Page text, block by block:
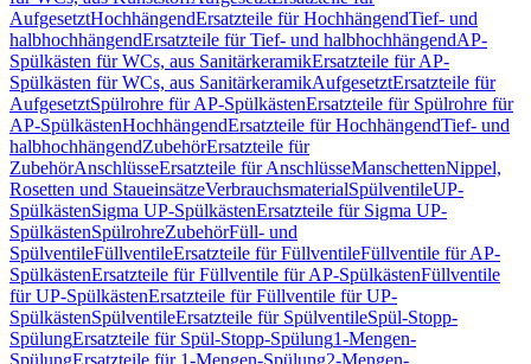
AufgesetztHochhängendErsatzteile für HochhängendTief- und
halbhochhängendErsatzteile für Tief- und halbhochhängendAP-
Spülkästen für WCs, aus SanitärkeramikErsatzteile für AP-
Spülkästen für WCs, aus SanitärkeramikAufgesetztErsatzteile für
AufgesetztSpülrohre für AP-SpülkästenErsatzteile für Spülrohre für
AP-SpülkästenHochhängendErsatzteile für HochhängendTief- und
halbhochhängendZubehörErsatzteile für
ZubehörAnschlüsseErsatzteile für AnschlüsseManschettenNippel,
Rosetten und StaueinsätzeVerbrauchsmaterialSpülventileUP-
SpülkästenSigma UP-SpülkästenErsatzteile für Sigma UP-
SpülkästenSpülrohreZubehörFüll- und
SpülventileFüllventileErsatzteile für FüllventileFüllventile für AP-
SpülkästenErsatzteile für Füllventile für AP-SpülkästenFüllventile
für UP-SpülkästenErsatzteile für Füllventile für UP-
SpülkästenSpülventileErsatzteile für SpülventileSpül-Stopp-
SpülungErsatzteile für Spül-Stopp-Spülung1-Mengen-
SpülungErsatzteile für 1-Mengen-Spülung2-Mengen-